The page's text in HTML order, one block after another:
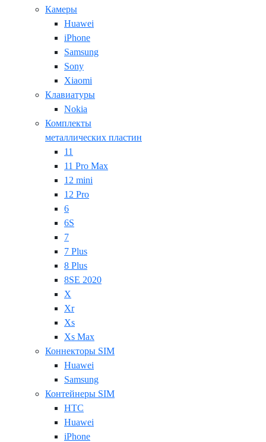
Камеры
Huawei
iPhone
Samsung
Sony
Xiaomi
Клавиатуры
Nokia
Комплекты
металлических пластин
11
11 Pro Max
12 mini
12 Pro
6
6S
7
7 Plus
8 Plus
8SE 2020
X
Xr
Xs
Xs Max
Коннекторы SIM
Huawei
Samsung
Контейнеры SIM
HTC
Huawei
iPhone